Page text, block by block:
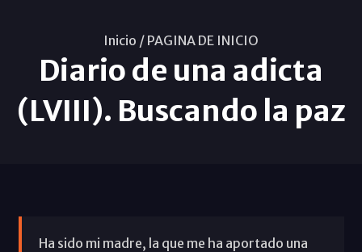
Inicio / PAGINA DE INICIO
Diario de una adicta
(LVIII). Buscando la paz
Ha sido mi madre, la que me ha aportado una